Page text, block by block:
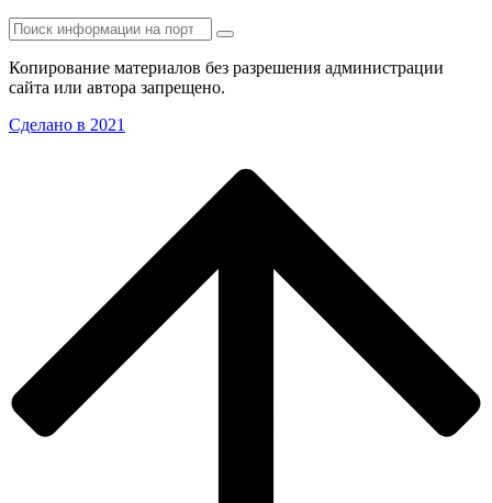
Копирование материалов без разрешения администрации
сайта или автора запрещено.
Сделано в 2021